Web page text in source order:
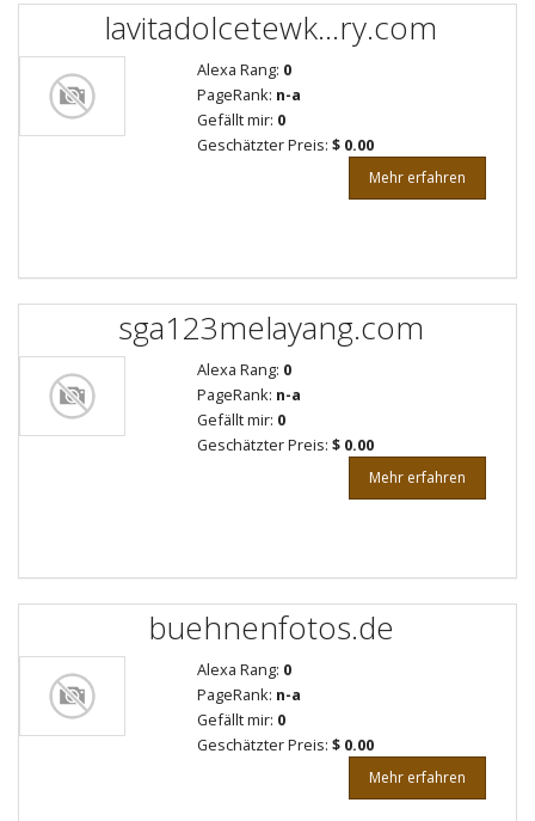
lavitadolcetewk...ry.com
Alexa Rang: 0
PageRank: n-a
Gefällt mir: 0
Geschätzter Preis: $ 0.00
Mehr erfahren
sga123melayang.com
Alexa Rang: 0
PageRank: n-a
Gefällt mir: 0
Geschätzter Preis: $ 0.00
Mehr erfahren
buehnenfotos.de
Alexa Rang: 0
PageRank: n-a
Gefällt mir: 0
Geschätzter Preis: $ 0.00
Mehr erfahren